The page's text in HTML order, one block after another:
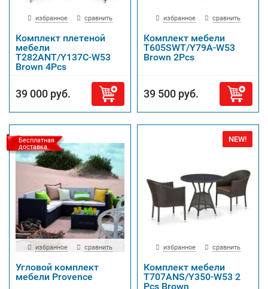
избранное сравнить
Комплект плетеной
мебели
T282ANT/Y137C-W53
Brown 4Pcs
39 000 руб.
избранное сравнить
Комплект мебели
T605SWT/Y79A-W53
Brown 2Pcs
39 500 руб.
Бесплатная
доставка
избранное сравнить
Угловой комплект
мебели Provence
NEW!
избранное сравнить
Комплект мебели
T707ANS/Y350-W53 2
Pcs Brown